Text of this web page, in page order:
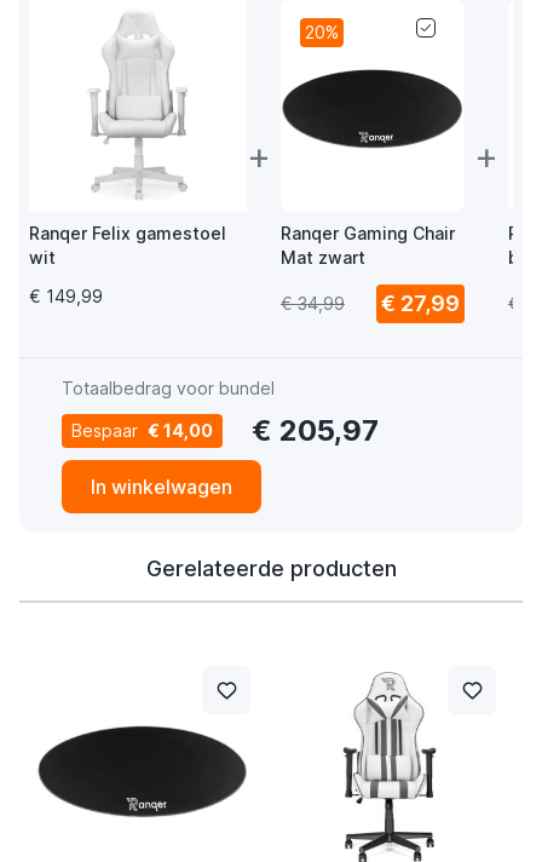
Ranqer Felix gamestoel
wit
€ 149,99
+
20%
Ranqer Gaming Chair
Mat zwart
€ 34,99 € 27,99
+
€
Totaalbedrag voor bundel
Bespaar € 14,00 € 205,97
In winkelwagen
Gerelateerde producten